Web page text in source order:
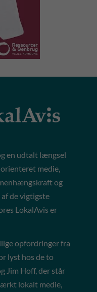
en udtalt længsel
medie,
og
de vigtigste
LokalAvis er
opfordringer fra
lyst hos de to
Jim Hoff, der står
lokalt medie,